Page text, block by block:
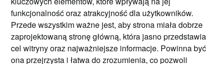
funkcjonalność oraz atrakcyjność dla użytkowników.
Przede wszystkim ważne jest, aby strona miała dobrze
zaprojektowaną stronę główną, która jasno przedstawia
cel witryny oraz najważniejsze informacje. Powinna być
ona przejrzysta i łatwa do zrozumienia, co pozwoli